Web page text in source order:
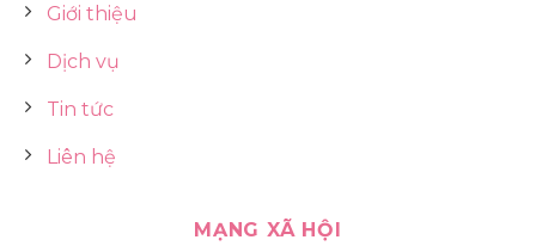
Giới thiệu
Dịch vụ
Tin tức
Liên hệ
MẠNG XÃ HỘI